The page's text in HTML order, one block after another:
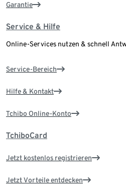
Garantie
Service & Hilfe
Online-Services nutzen & schnell
Service-Bereich
Hilfe & Kontakt
Tchibo Online-Konto
TchiboCard
Jetzt kostenlos registrieren
Jetzt Vorteile entdecken